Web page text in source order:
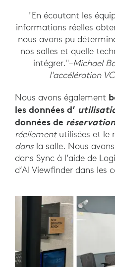
"En écoutant les
informations réelles
nous avons pu
nos salles et quelle
intégrer."–Michael
l'accélération
Nous avons également
les données d’
données de réservation
réellementutilisées et le
dans la salle. Nous
dans Sync à l’aide de
d’AI Viewfinder dans les